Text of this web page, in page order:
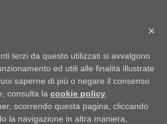
n.1 del lavoro
×
terzi da questo utilizzati si avvalgono
ed utili alle finalità illustrate
saperne di più o negare il consenso
consulta la cookie policy
scorrendo questa pagina, cliccando
la navigazione in altra maniera,